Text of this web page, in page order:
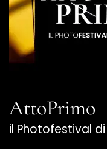
AttoPrimo
il Photofestival